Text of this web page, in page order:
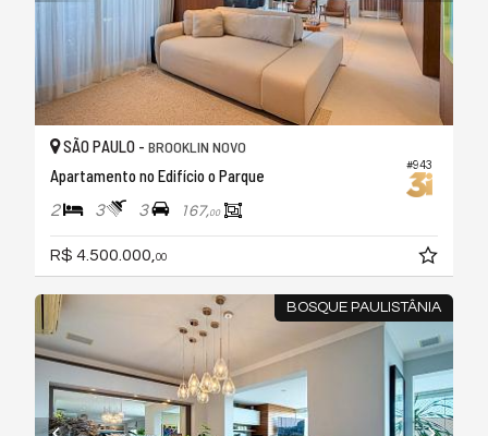
#943
SÃO PAULO - BROOKLIN NOVO
Apartamento no Edifício o Parque
2 3 3 167,00
R$ 4.500.000, 00
BOSQUE PAULISTÂNIA